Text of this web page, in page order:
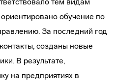
обучение по
За последний год
созданы новые
В результате,
на предприятиях в